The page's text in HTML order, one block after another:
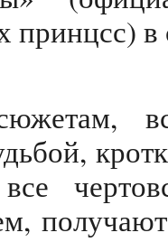
принцсс)